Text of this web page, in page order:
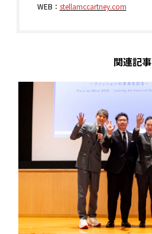
WEB： stellamccartney.com
関連記事